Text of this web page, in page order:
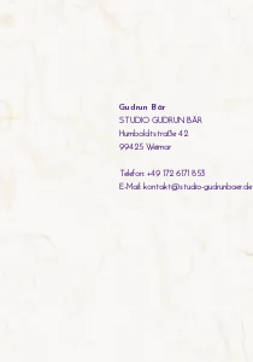
Gudrun Bär
STUDIO GUDRUN BÄR
Humboldtstraße 42
99425 Weimar
Telefon: +49 172 6171 853
E-Mail: kontakt@studio-gudrunbaer.de